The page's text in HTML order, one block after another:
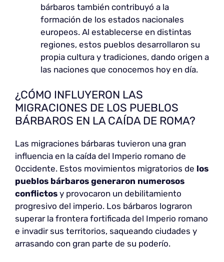
bárbaros también contribuyó a la
formación de los estados nacionales
europeos. Al establecerse en distintas
regiones, estos pueblos desarrollaron su
propia cultura y tradiciones, dando origen a
las naciones que conocemos hoy en día.
¿CÓMO INFLUYERON LAS
MIGRACIONES DE LOS PUEBLOS
BÁRBAROS EN LA CAÍDA DE ROMA?
Las migraciones bárbaras tuvieron una gran
influencia en la caída del Imperio romano de
Occidente. Estos movimientos migratorios de los
pueblos bárbaros generaron numerosos
conflictos y provocaron un debilitamiento
progresivo del imperio. Los bárbaros lograron
superar la frontera fortificada del Imperio romano
e invadir sus territorios, saqueando ciudades y
arrasando con gran parte de su poderío.